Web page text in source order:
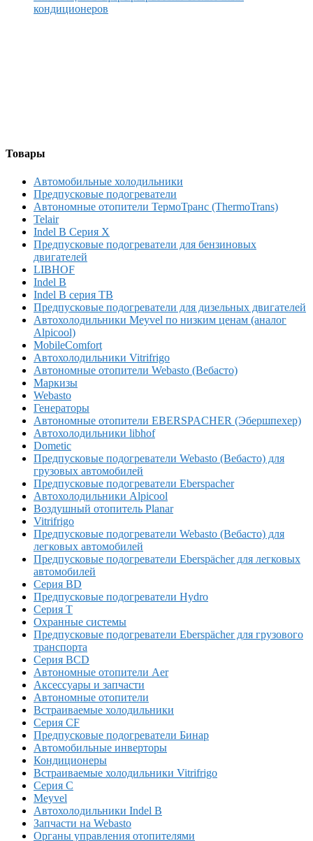
кондиционеров
Товары
Автомобильные холодильники
Предпусковые подогреватели
Автономные отопители ТермоТранс (ThermoTrans)
Telair
Indel B Серия X
Предпусковые подогреватели для бензиновых
двигателей
LIBHOF
Indel B
Indel B серия TB
Предпусковые подогреватели для дизельных двигателей
Автохолодильники Meyvel по низким ценам (аналог
Alpicool)
MobileComfort
Автохолодильники Vitrifrigo
Автономные отопители Webasto (Вебасто)
Маркизы
Webasto
Генераторы
Автономные отопители EBERSPACHER (Эбершпехер)
Автохолодильники libhof
Dometic
Предпусковые подогреватели Webasto (Вебасто) для
грузовых автомобилей
Предпусковые подогреватели Eberspacher
Автохолодильники Alpicool
Воздушный отопитель Planar
Vitrifrigo
Предпусковые подогреватели Webasto (Вебасто) для
легковых автомобилей
Предпусковые подогреватели Eberspächer для легковых
автомобилей
Серия BD
Предпусковые подогреватели Hydro
Серия T
Охранные системы
Предпусковые подогреватели Eberspächer для грузового
транспорта
Серия BCD
Автономные отопители Аer
Аксессуары и запчасти
Автономные отопители
Встраиваемые холодильники
Серия CF
Предпусковые подогреватели Бинар
Автомобильные инверторы
Кондиционеры
Встраиваемые холодильники Vitrifrigo
Серия C
Meyvel
Автохолодильники Indel B
Запчасти на Webasto
Органы управления отопителями